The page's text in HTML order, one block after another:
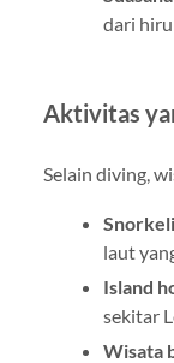
dari
Aktivitas
Selain diving,
laut
Island
sekitar
Wisata